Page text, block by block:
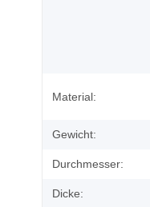
Material:
Gewicht:
Durchmesser:
Dicke: